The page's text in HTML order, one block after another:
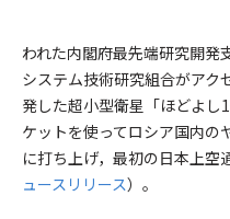
われた内閣府最先端研究開発
システム技術研究組合がアク
発した超小型衛星「ほどよし
ケットを使ってロシア国内の
に打ち上げ，最初の日本上
ュースリリース）。